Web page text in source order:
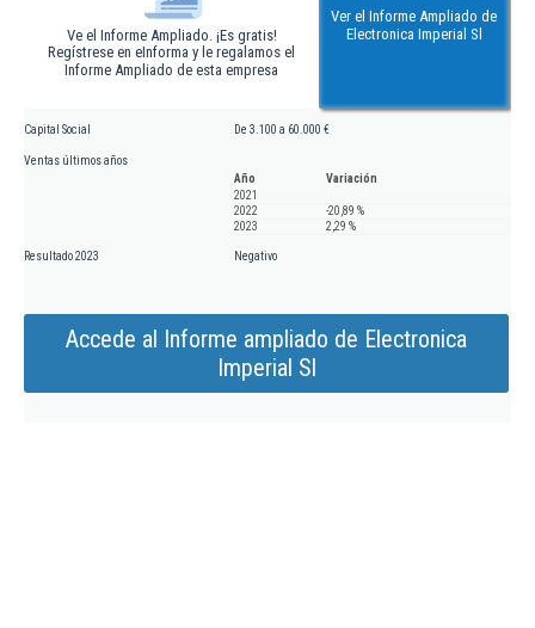
Ve el Informe Ampliado. ¡Es gratis!
Regístrese en eInforma y le regalamos el
Informe Ampliado de esta empresa
Ver el Informe Ampliado de
Electronica Imperial Sl
Capital Social De 3.100 a 60.000 €
Ventas últimos años
Año
Variación
2021
2022
-20,89 %
2023
2,29 %
Resultado 2023 Negativo
Accede al Informe ampliado de Electronica
Imperial Sl